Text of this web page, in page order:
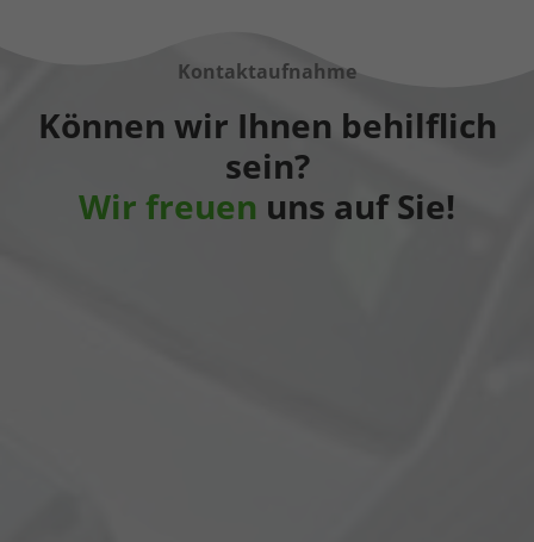
Kontaktaufnahme
Können wir Ihnen behilflich
sein?
Wir freuen uns auf Sie!